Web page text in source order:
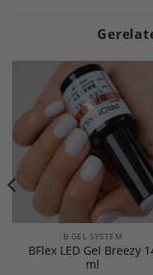
B GEL SYSTEM
BFlex LED Gel Breezy
ml